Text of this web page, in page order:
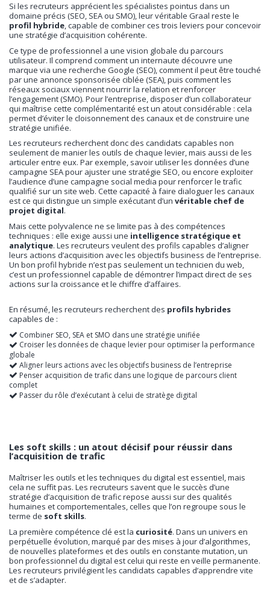
Si les recruteurs apprécient les spécialistes pointus dans un
domaine précis (SEO, SEA ou SMO), leur véritable Graal reste le
profil hybride, capable de combiner ces trois leviers pour concevoir
une stratégie d’acquisition cohérente.
Ce type de professionnel a une vision globale du parcours
utilisateur. Il comprend comment un internaute découvre une
marque via une recherche Google (SEO), comment il peut être touché
par une annonce sponsorisée ciblée (SEA), puis comment les
réseaux sociaux viennent nourrir la relation et renforcer
l’engagement (SMO). Pour l’entreprise, disposer d’un collaborateur
qui maîtrise cette complémentarité est un atout considérable : cela
permet d’éviter le cloisonnement des canaux et de construire une
stratégie unifiée.
Les recruteurs recherchent donc des candidats capables non
seulement de manier les outils de chaque levier, mais aussi de les
articuler entre eux. Par exemple, savoir utiliser les données d’une
campagne SEA pour ajuster une stratégie SEO, ou encore exploiter
l’audience d’une campagne social media pour renforcer le trafic
qualifié sur un site web. Cette capacité à faire dialoguer les canaux
est ce qui distingue un simple exécutant d’un véritable chef de
projet digital.
Mais cette polyvalence ne se limite pas à des compétences
techniques : elle exige aussi une intelligence stratégique et
analytique. Les recruteurs veulent des profils capables d’aligner
leurs actions d’acquisition avec les objectifs business de l’entreprise.
Un bon profil hybride n’est pas seulement un technicien du web,
c’est un professionnel capable de démontrer l’impact direct de ses
actions sur la croissance et le chiffre d’affaires.
En résumé, les recruteurs recherchent des profils hybrides
capables de :
Combiner SEO, SEA et SMO dans une stratégie unifiée
Croiser les données de chaque levier pour optimiser la performance
globale
Aligner leurs actions avec les objectifs business de l’entreprise
Penser acquisition de trafic dans une logique de parcours client
complet
Passer du rôle d’exécutant à celui de stratège digital
Les soft skills : un atout décisif pour réussir dans
l’acquisition de trafic
Maîtriser les outils et les techniques du digital est essentiel, mais
cela ne suffit pas. Les recruteurs savent que le succès d’une
stratégie d’acquisition de trafic repose aussi sur des qualités
humaines et comportementales, celles que l’on regroupe sous le
terme de soft skills.
La première compétence clé est la curiosité. Dans un univers en
perpétuelle évolution, marqué par des mises à jour d’algorithmes,
de nouvelles plateformes et des outils en constante mutation, un
bon professionnel du digital est celui qui reste en veille permanente.
Les recruteurs privilégient les candidats capables d’apprendre vite
et de s’adapter.